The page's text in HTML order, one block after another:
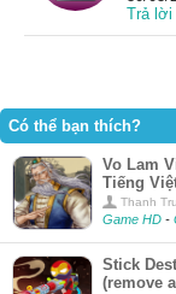
Trả lời
Có thể bạn thích?
Vo Lam
Tiếng
Thanh
Game HD -
Stick
(remove